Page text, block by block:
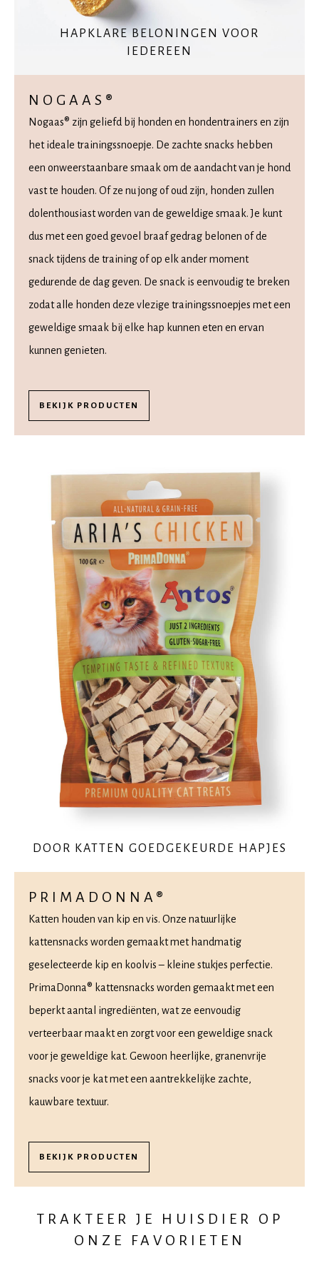
HAPKLARE BELONINGEN VOOR
IEDEREEN
NOGAAS®
Nogaas® zijn geliefd bij honden en hondentrainers en zijn
het ideale trainingssnoepje. De zachte snacks hebben
een onweerstaanbare smaak om de aandacht van je hond
vast te houden. Of ze nu jong of oud zijn, honden zullen
dolenthousiast worden van de geweldige smaak. Je kunt
dus met een goed gevoel braaf gedrag belonen of de
snack tijdens de training of op elk ander moment
gedurende de dag geven. De snack is eenvoudig te breken
zodat alle honden deze vlezige trainingssnoepjes met een
geweldige smaak bij elke hap kunnen eten en ervan
kunnen genieten.
BEKIJK PRODUCTEN
DOOR KATTEN GOEDGEKEURDE HAPJES
PRIMADONNA®
Katten houden van kip en vis. Onze natuurlijke
kattensnacks worden gemaakt met handmatig
geselecteerde kip en koolvis – kleine stukjes perfectie.
PrimaDonna® kattensnacks worden gemaakt met een
beperkt aantal ingrediënten, wat ze eenvoudig
verteerbaar maakt en zorgt voor een geweldige snack
voor je geweldige kat. Gewoon heerlijke, granenvrije
snacks voor je kat met een aantrekkelijke zachte,
kauwbare textuur.
BEKIJK PRODUCTEN
TRAKTEER JE HUISDIER OP
ONZE FAVORIETEN